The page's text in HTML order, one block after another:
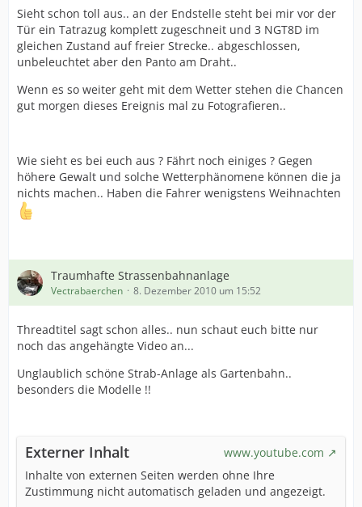
Sieht schon toll aus.. an der Endstelle steht bei mir vor der
Tür ein Tatrazug komplett zugeschneit und 3 NGT8D im
gleichen Zustand auf freier Strecke.. abgeschlossen,
unbeleuchtet aber den Panto am Draht..
Wenn es so weiter geht mit dem Wetter stehen die Chancen
gut morgen dieses Ereignis mal zu Fotografieren..
Wie sieht es bei euch aus ? Fährt noch einiges ? Gegen
höhere Gewalt und solche Wetterphänomene können die ja
nichts machen.. Haben die Fahrer wenigstens Weihnachten
Traumhafte Strassenbahnanlage
Vectrabaerchen 8. Dezember 2010 um 15:52
Threadtitel sagt schon alles.. nun schaut euch bitte nur
noch das angehängte Video an...
Unglaublich schöne Strab-Anlage als Gartenbahn..
besonders die Modelle !!
Externer Inhalt
www.youtube.com
Inhalte von externen Seiten werden ohne Ihre
Zustimmung nicht automatisch geladen und angezeigt.